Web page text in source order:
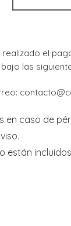
el
bajo las
en caso de
están